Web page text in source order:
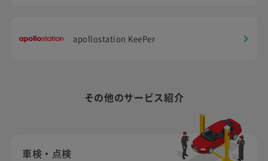
apollostation KeePer
その他のサービス紹介
車検・点検